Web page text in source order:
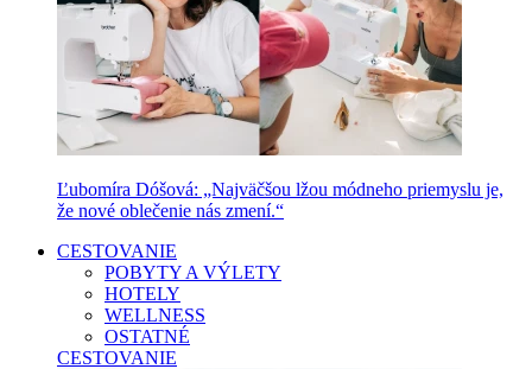
Ľubomíra Dóšová: „Najväčšou lžou módneho priemyslu je,
že nové oblečenie nás zmení.“
CESTOVANIE
POBYTY A VÝLETY
HOTELY
WELLNESS
OSTATNÉ
CESTOVANIE